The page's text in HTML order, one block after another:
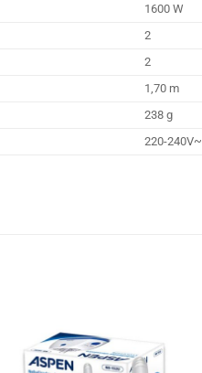
1600 W
2
2
1,70 m
238 g
220-240V~